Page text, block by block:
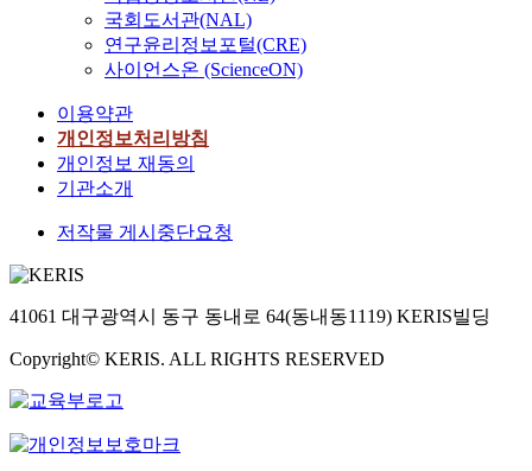
국회도서관(NAL)
연구윤리정보포털(CRE)
사이언스온 (ScienceON)
이용약관
개인정보처리방침
개인정보 재동의
기관소개
저작물 게시중단요청
41061 대구광역시 동구 동내로 64(동내동1119) KERIS빌딩
Copyright© KERIS. ALL RIGHTS RESERVED